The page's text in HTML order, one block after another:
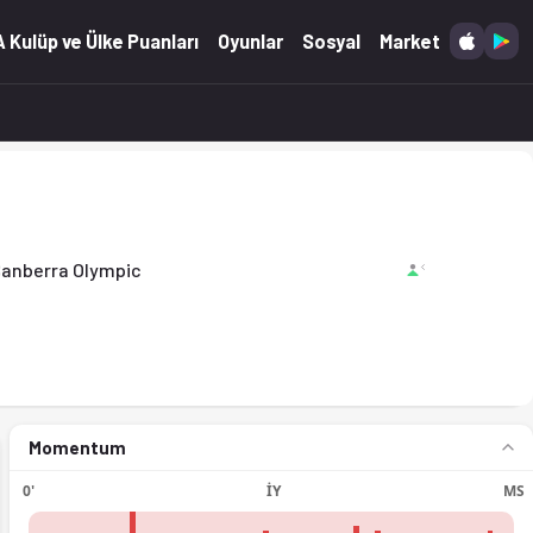
(19.04.2026)
Kulüp ve Ülke Puanları Oyunlar Sosyal Market
Olympic
Momentum
0' İY MS